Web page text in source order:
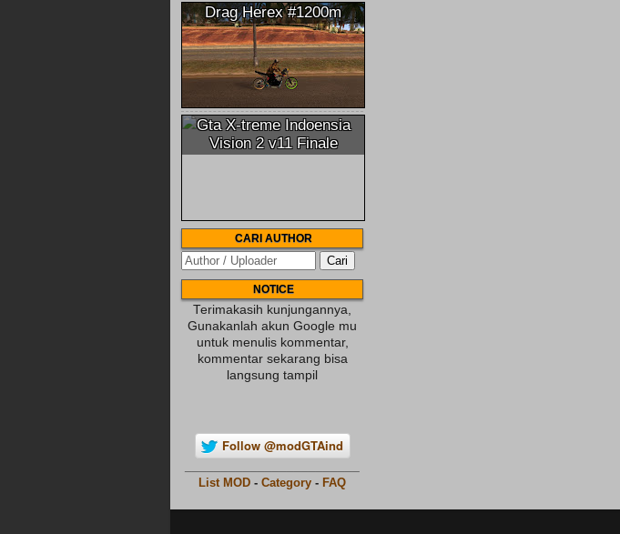
Drag Herex #1200m
Gta X-treme Indoensia
Vision 2 v11 Finale
CARI AUTHOR
NOTICE
Terimakasih kunjungannya,
Gunakanlah akun Google mu
untuk menulis kommentar,
kommentar sekarang bisa
langsung tampil
Follow @modGTAind
List MOD - Category - FAQ